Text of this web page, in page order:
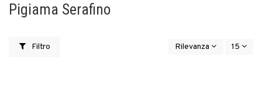
Pigiama Serafino
Filtro Rilevanza 15